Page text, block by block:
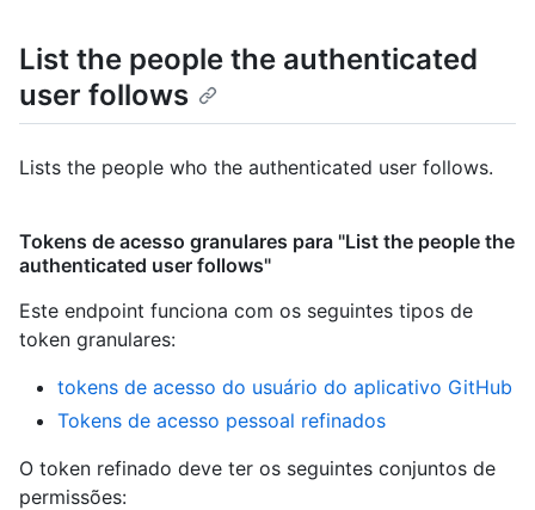
List the people the authenticated
user follows
Lists the people who the authenticated user follows.
Tokens de acesso granulares para "List the people the
authenticated user follows"
Este endpoint funciona com os seguintes tipos de
token granulares:
tokens de acesso do usuário do aplicativo GitHub
Tokens de acesso pessoal refinados
O token refinado deve ter os seguintes conjuntos de
permissões: